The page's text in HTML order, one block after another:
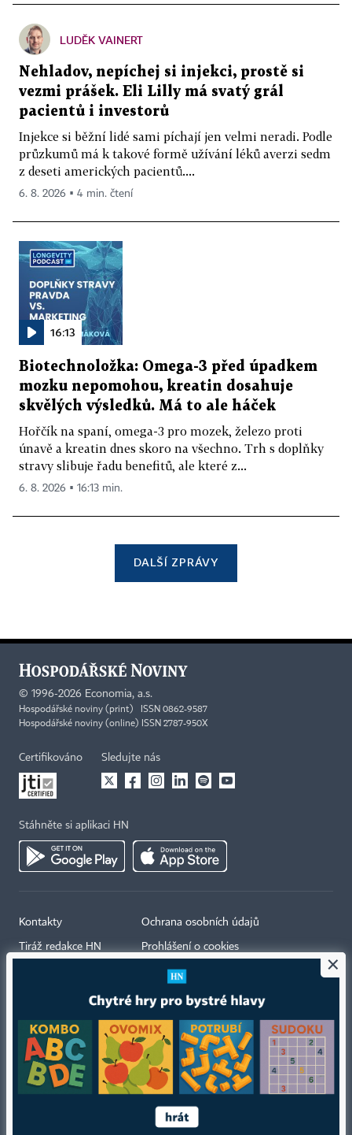
LUDĚK VAINERT
Nehladov, nepíchej si injekci, prostě si
vezmi prášek. Eli Lilly má svatý grál
pacientů i investorů
Injekce si běžní lidé sami píchají jen velmi neradi. Podle
průzkumů má k takové formě užívání léků averzi sedm
z deseti amerických pacientů....
6. 8. 2026 ▪ 4 min. čtení
16:13
Biotechnoložka: Omega-3 před úpadkem
mozku nepomohou, kreatin dosahuje
skvělých výsledků. Má to ale háček
Hořčík na spaní, omega-3 pro mozek, železo proti
únavě a kreatin dnes skoro na všechno. Trh s doplňky
stravy slibuje řadu benefitů, ale které z...
6. 8. 2026 ▪ 16:13 min.
DALŠÍ ZPRÁVY
© 1996-2026 Economia, a.s.
Hospodářské noviny (print) ISSN 0862-9587
Hospodářské noviny (online) ISSN 2787-950X
Certifikováno Sledujte nás
Stáhněte si aplikaci HN
Kontakty
Tiráž redakce HN
Ceník inzerce
Ochrana osobních údajů
Prohlášení o cookies
Nastavení soukromí
Všeobecné smluvní podmínky
Koupit / darovat předplatné
Eventy
×